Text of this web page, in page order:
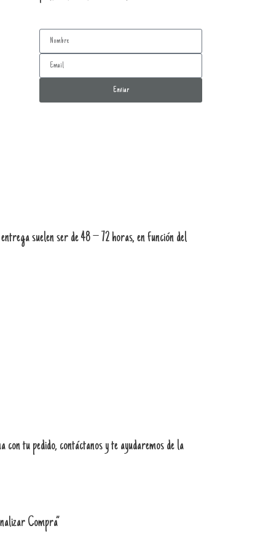
Enviar
suelen ser de 48 – 72 horas, en función del
con tu pedido, contáctanos y te ayudaremos de la
Compra”